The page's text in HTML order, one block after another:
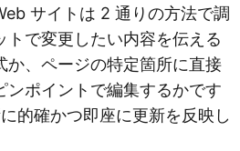
サイトは 2 通りの方法で調
トで変更したい内容を伝える
か、ページの特定箇所に直接
ンポイントで編集するかです
的確かつ即座に更新を反映し